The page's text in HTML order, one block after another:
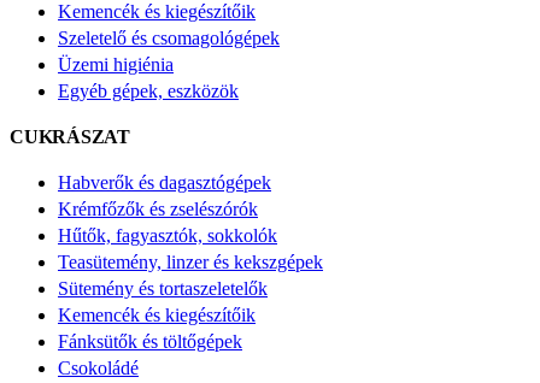
Kemencék és kiegészítőik
Szeletelő és csomagológépek
Üzemi higiénia
Egyéb gépek, eszközök
CUKRÁSZAT
Habverők és dagasztógépek
Krémfőzők és zselészórók
Hűtők, fagyasztók, sokkolók
Teasütemény, linzer és kekszgépek
Sütemény és tortaszeletelők
Kemencék és kiegészítőik
Fánksütők és töltőgépek
Csokoládé